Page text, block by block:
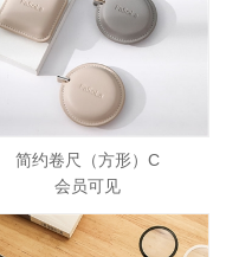
简约卷尺（方形）C
会员可见